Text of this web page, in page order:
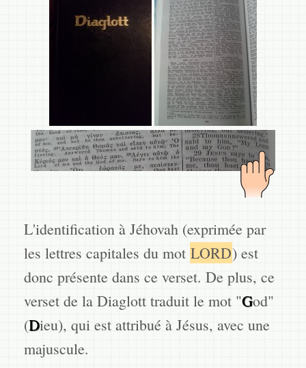
L'identification à Jéhovah (exprimée par
les lettres capitales du mot LORD) est
donc présente dans ce verset. De plus, ce
verset de la Diaglott traduit le mot "God"
(Dieu), qui est attribué à Jésus, avec une
majuscule.